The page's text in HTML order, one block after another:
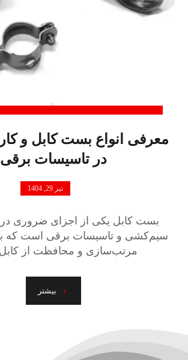
معرفی انواع بست کابل و
در تاسیسات برقی
تیر 29, 1404
بست کابل یکی از اجزای ضروری
سیم‌کشی و تاسیسات برقی است که
مرتب‌سازی و محافظت از
بیشتر